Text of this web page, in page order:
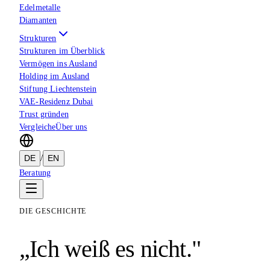
Edelmetalle
Diamanten
Strukturen
Strukturen im Überblick
Vermögen ins Ausland
Holding im Ausland
Stiftung Liechtenstein
VAE-Residenz Dubai
Trust gründen
VergleicheÜber uns
DE / EN
Beratung
DIE GESCHICHTE
„Ich weiß es nicht."